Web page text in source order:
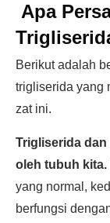
Apa
Berikut adalah
trigliserida yang
zat ini.
Trigliserida
oleh tubuh kita.
yang normal,
berfungsi